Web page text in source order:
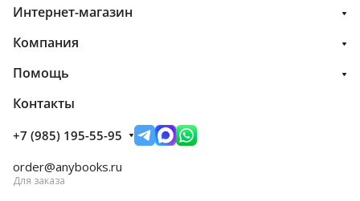
Интернет-магазин
Компания
Помощь
Контакты
+7 (985) 195-55-95
order@anybooks.ru
Для заказа